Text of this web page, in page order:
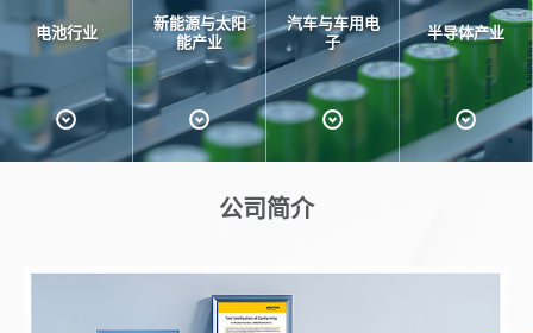
电池行业
新能源与太阳
能产业
汽车与车用电
子
半导体产业
公司简介